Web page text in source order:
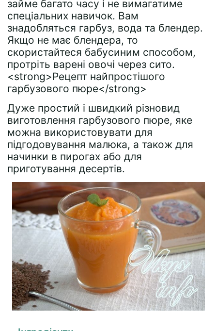
займе багато часу і не вимагатиме
спеціальних навичок. Вам
знадобляться гарбуз, вода та блендер.
Якщо не має блендера, то
скористайтеся бабусиним способом,
протріть варені овочі через сито.
<strong>Рецепт найпростішого
гарбузового пюре</strong>
Дуже простий і швидкий різновид
виготовлення гарбузового пюре, яке
можна використовувати для
підгодовування малюка, а також для
начинки в пирогах або для
приготування десертів.